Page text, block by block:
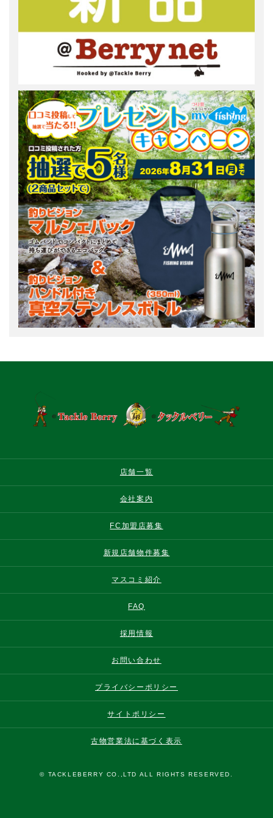
店舗一覧
会社案内
FC加盟店募集
新規店舗物件募集
マスコミ紹介
FAQ
採用情報
お問い合わせ
プライバシーポリシー
サイトポリシー
古物営業法に基づく表示
© TACKLEBERRY CO.,LTD ALL RIGHTS RESERVED.